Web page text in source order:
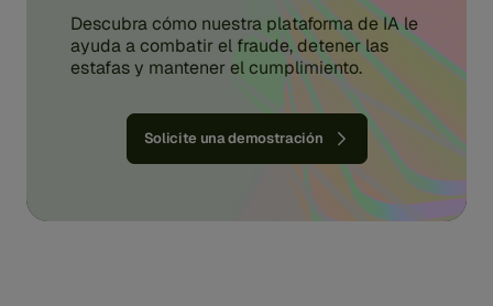
Descubra cómo nuestra plataforma de IA le
ayuda a combatir el fraude, detener las
estafas y mantener el cumplimiento.
Solicite una demostración